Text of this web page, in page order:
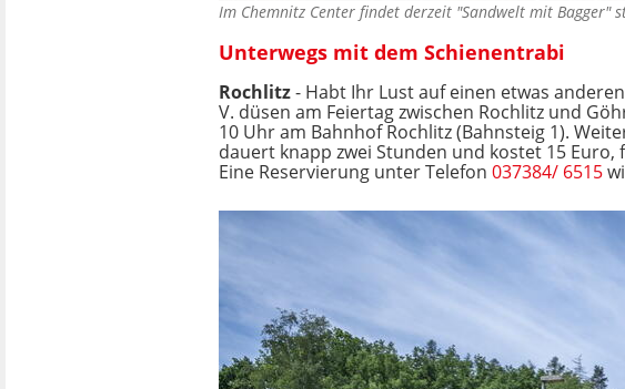
Im Chemnitz Center findet derzeit "Sandwelt mit Bagger"
Unterwegs mit dem Schienentrabi
Rochlitz- Habt Ihr Lust auf einen etwas
V. düsen am Feiertag zwischen Rochlitz und
10 Uhr am Bahnhof Rochlitz (Bahnsteig 1).
dauert knapp zwei Stunden und kostet 15
Eine Reservierung unter Telefon 037384/ 6515